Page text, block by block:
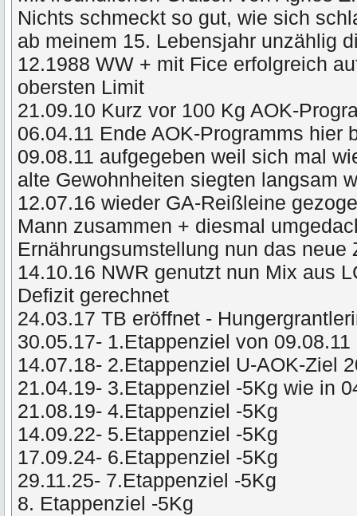
Nichts schmeckt so gut, wie sich
ab meinem 15. Lebensjahr unzählig
12.1988 WW + mit Fice erfolgreich
obersten Limit
21.09.10 Kurz vor 100 Kg AOK-
06.04.11 Ende AOK-Programms hier
09.08.11 aufgegeben weil sich mal
alte Gewohnheiten siegten langsam
12.07.16 wieder GA-Reißleine
Mann zusammen + diesmal
Ernährungsumstellung nun das neue
14.10.16 NWR genutzt nun Mix aus
Defizit gerechnet
24.03.17 TB eröffnet -
30.05.17- 1.Etappenziel von 09.08.11
14.07.18- 2.Etappenziel U-AOK-Ziel
21.04.19- 3.Etappenziel -5Kg wie in
21.08.19- 4.Etappenziel -5Kg
14.09.22- 5.Etappenziel -5Kg
17.09.24- 6.Etappenziel -5Kg
29.11.25- 7.Etappenziel -5Kg
8. Etappenziel -5Kg